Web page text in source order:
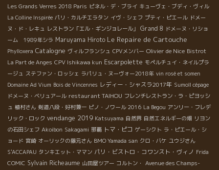
Les Grands Verres 2018 Paris ピネル・デ・ブライ キューヴェ・ブディ・ヴィル
La Colline Inspirée パリ・カルチエラタン イヴ・シェフ プティ・ピエール ドメー
ヌ・ド・レキュ レストラン「エル・ギンジョレール」 Grand 8 ドメーヌ・リショ
ーム 1989年シラ Maruyama Hiroto Le Repaire de Cartouche
Phylloxera Catalogne ヴィルフランシュ CPVメンバー Olivier de Nice Bistrot
La Part de Anges CPV Ishikawa kun Escarpolette モペルチュイ・ネイルプラ
ージュ ステファン・ロッシェ ラパリュ・ヌーヴォー2018年 vin rosé et somen
Domaine Ad Vium Bois de Vincennes レディー・シャスラ2017年 Sumoll cépage
ドメーヌ・ベリュアール restaurant TAIHOU フレンチレストラン・ラ・ピヨッシ
ュ 植村さん 剣道八段・好村兼一 ピノ・ノワール 2016 La Begou アンリー・フレデ
リック・ロック vendange 2019 Katsuyama 自然界 自然エネルギーの畑 リヨン
の石田シェフ Akoibon Sakagami 那覇 トマ・ピコ ゲーシクト ラ・ピエール・シ
ョード 宮崎 オーリックの藤元さん BMO Yamada san クロ・バケ ユウジさん
S'ACCAPAU タンキエット・ママン パリ・ビストロ・コワンスト・ヴィノ Frida
COMIC Sylvain Richeaume 山田屋ツアー コルトン・ Avenue des Champs-